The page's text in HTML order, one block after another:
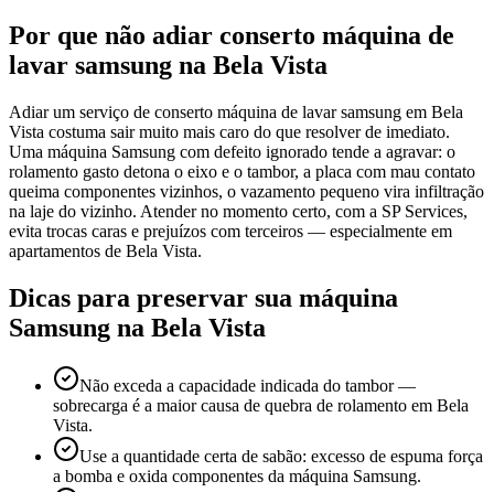
Por que não adiar conserto máquina de
lavar samsung na Bela Vista
Adiar um serviço de conserto máquina de lavar samsung em Bela
Vista costuma sair muito mais caro do que resolver de imediato.
Uma máquina Samsung com defeito ignorado tende a agravar: o
rolamento gasto detona o eixo e o tambor, a placa com mau contato
queima componentes vizinhos, o vazamento pequeno vira infiltração
na laje do vizinho. Atender no momento certo, com a SP Services,
evita trocas caras e prejuízos com terceiros — especialmente em
apartamentos de Bela Vista.
Dicas para preservar sua máquina
Samsung na Bela Vista
Não exceda a capacidade indicada do tambor —
sobrecarga é a maior causa de quebra de rolamento em Bela
Vista.
Use a quantidade certa de sabão: excesso de espuma força
a bomba e oxida componentes da máquina Samsung.